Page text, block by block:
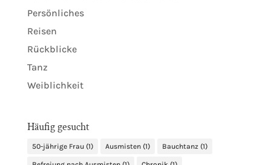
Persönliches
Reisen
Rückblicke
Tanz
Weiblichkeit
Häufig gesucht
50-jährige Frau(1) Ausmisten(1) Bauchtanz(1)